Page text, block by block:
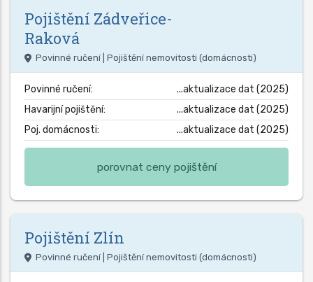
Pojištění Zádveřice-
Raková
Povinné ručení | Pojištění nemovitosti (domácnosti)
Povinné ručení:
...aktualizace dat (2025)
Havarijní pojištění:
...aktualizace dat (2025)
Poj. domácnosti:
...aktualizace dat (2025)
porovnat ceny pojištění
Pojištění Zlín
Povinné ručení | Pojištění nemovitosti (domácnosti)